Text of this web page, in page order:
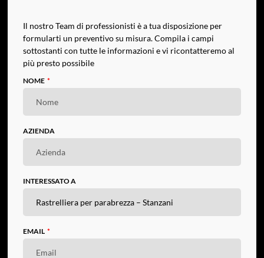
Il nostro Team di professionisti è a tua disposizione per
formularti un preventivo su misura. Compila i campi
sottostanti con tutte le informazioni e vi ricontatteremo al
più presto possibile
NOME
AZIENDA
INTERESSATO A
EMAIL